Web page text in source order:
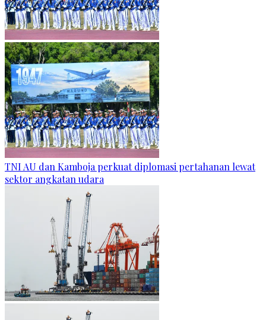
TNI AU dan Kamboja perkuat diplomasi pertahanan lewat
sektor angkatan udara